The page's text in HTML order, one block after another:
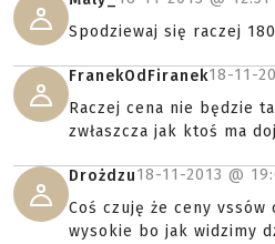
Spodziewaj się raczej
FranekOdFiranek18-11-
Raczej cena nie będzie
zwłaszcza jak ktoś ma
Drożdzu18-11-2013 @
Coś czuję że ceny
wysokie bo jak widzimy